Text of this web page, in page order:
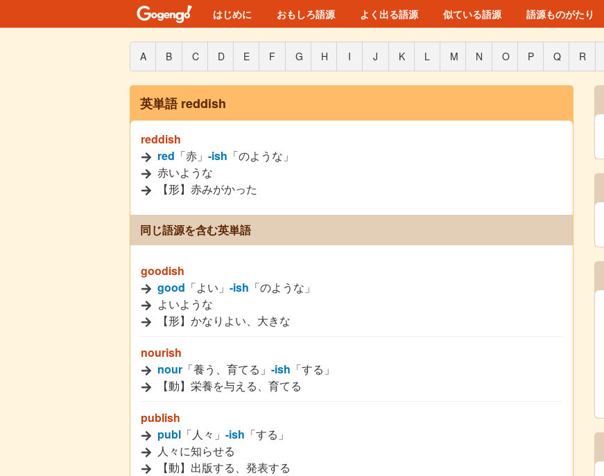
はじめに おもしろ語源 よく出る語源 似ている語源 語源ものがたり
A B C D E F G H I J K L M N O P Q R
英単語 reddish
reddish
red 「赤」 -ish 「のような」
赤いような
【形】赤みがかった
同じ語源を含む英単語
goodish
good 「よい」 -ish 「のような」
よいような
【形】かなりよい、大きな
nourish
nour 「養う、育てる」 -ish 「する」
【動】栄養を与える、育てる
publish
publ 「人々」 -ish 「する」
人々に知らせる
【動】出版する、発表する